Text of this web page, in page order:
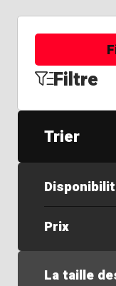
Filtre
Trier
Prix
La taille